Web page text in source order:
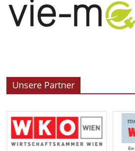
Unsere Partner